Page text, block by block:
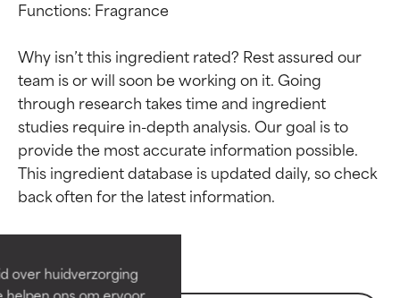
over huidverzorging
Functions: Fragrance
Why isn’t this ingredient rated? Rest assured our
team is or will soon be working on it. Going
through research takes time and ingredient
studies require in-depth analysis. Our goal is to
provide the most accurate information possible.
This ingredient database is updated daily, so check
Beoordelingen van
ingrediënten
Bewezen en ondersteund door
onafhankelijk onderzoek.
Beoordelingen van
ingrediënten
Bewezen en ondersteund door
onafhankelijk onderzoek.